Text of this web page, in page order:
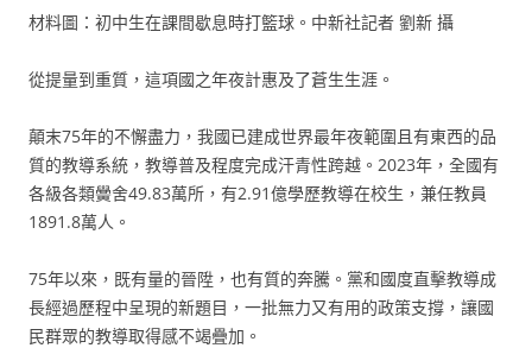
材料圖：初中生在課間歇息時打籃球。中新社記者 劉新 攝
從提量到重質，這項國之年夜計惠及了蒼生生涯。
顛末75年的不懈盡力，我國已建成世界最年夜範圍且有東西的品
質的教導系統，教導普及程度完成汗青性跨越。2023年，全國有
各級各類黌舍49.83萬所，有2.91億學歷教導在校生，兼任教員
1891.8萬人。
75年以來，既有量的晉陞，也有質的奔騰。黨和國度直擊教導成
長經過歷程中呈現的新題目，一批無力又有用的政策支撐，讓國
民群眾的教導取得感不竭疊加。